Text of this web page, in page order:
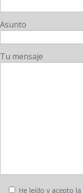
Asunto
Tu mensaje
He leído y acepto la